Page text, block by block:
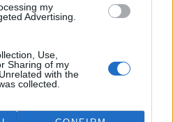
my
Advertising.
Use,
Sharing of my
with the
collected.
reklama
názory, komentáře a postřehy. Tím,
se ale zároveň zavazujete
příspěvěk